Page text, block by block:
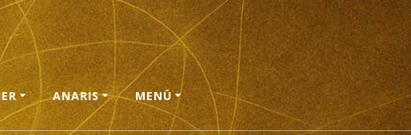
ANARIS MENÜ